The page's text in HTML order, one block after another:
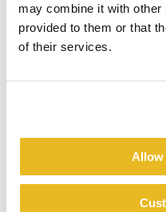
may combine it with other
provided to them or that
of their services.
Allow